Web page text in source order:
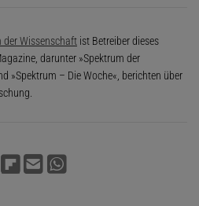
der Wissenschaft ist Betreiber dieses
darunter »Spektrum der
»Spektrum – Die Woche«, berichten über